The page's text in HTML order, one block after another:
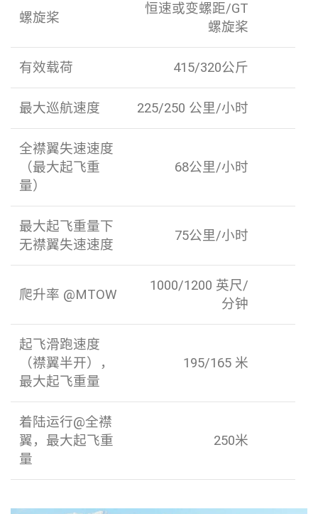
螺旋桨
恒速或变螺距/GT
螺旋桨
有效载荷 415/320公斤
最大巡航速度 225/250 公里/小时
全襟翼失速速度
（最大起飞重
量）
68公里/小时
最大起飞重量下
无襟翼失速速度
75公里/小时
爬升率 @MTOW
1000/1200 英尺/
分钟
起飞滑跑速度
（襟翼半开），
最大起飞重量
195/165 米
着陆运行@全襟
翼，最大起飞重
量
250米